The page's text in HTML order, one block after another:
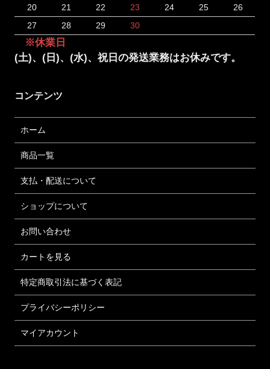
20
21 22 23 24 25
26
27
28 29 30
※休業日
(土)、(日)、(水)、祝日の発送業務はお休みです。
コンテンツ
ホーム
商品一覧
支払・配送について
ショップについて
お問い合わせ
カートを見る
特定商取引法に基づく表記
プライバシーポリシー
マイアカウント